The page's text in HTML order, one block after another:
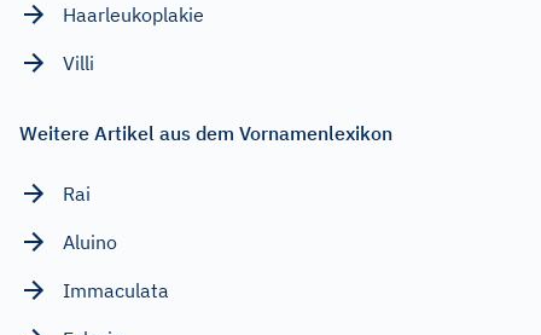
Haarleukoplakie
Villi
Weitere Artikel aus dem Vornamenlexikon
Rai
Aluino
Immaculata